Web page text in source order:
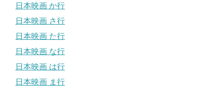
日本映画 か行
日本映画 さ行
日本映画 た行
日本映画 な行
日本映画 は行
日本映画 ま行